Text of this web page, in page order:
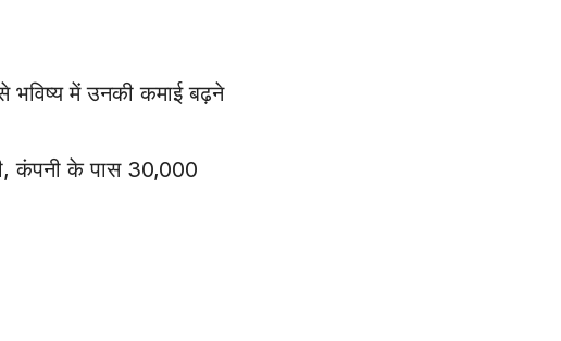
भविष्य में उनकी कमाई बढ़ने
कंपनी के पास 30,000